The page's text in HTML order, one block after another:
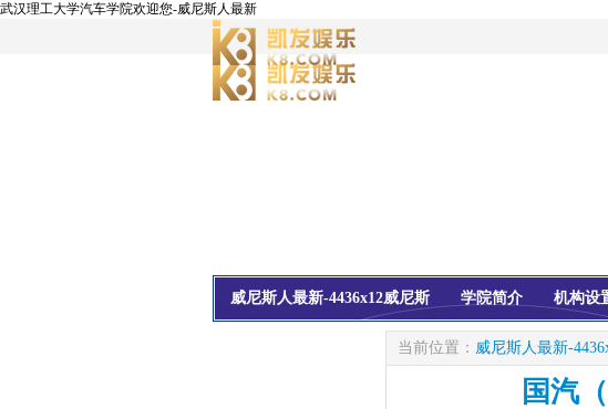
武汉理工大学汽车学院欢迎您-威尼斯人最新
威尼斯人最新-4436x12威尼斯 学院简介 机构设
当前位置： 威尼斯人最新-
国汽